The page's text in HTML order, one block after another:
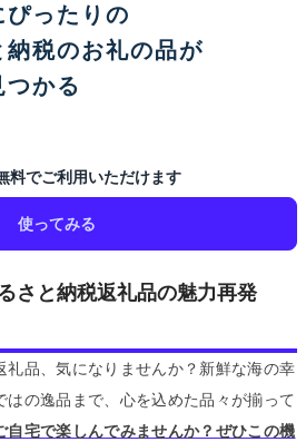
ぴったりの
納税のお礼の品が
つかる
料でご利用いただけます
使ってみる
さと納税返礼品の魅力再発
礼品、気になりませんか？新鮮な海の幸
の逸品まで、心を込めた品々が揃って
自宅で楽しんでみませんか？ぜひこの機